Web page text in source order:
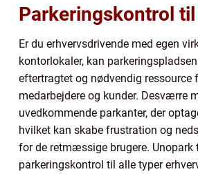
Parkeringskontrol
Er du erhvervsdrivende med egen
kontorlokaler, kan
eftertragtet og nødvendig ressource
medarbejdere og kunder. Desværre
uvedkommende parkanter, der
hvilket kan skabe frustration og
for de retmæssige brugere. Unopark
parkeringskontrol til alle typer